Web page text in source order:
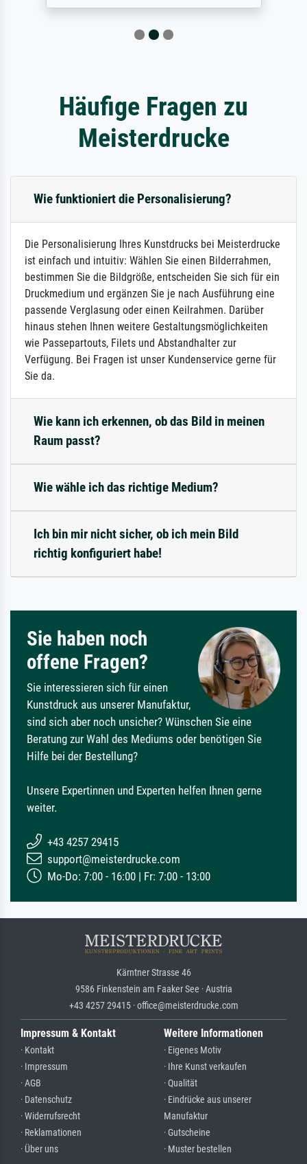
Häufige Fragen zu
Meisterdrucke
Wie funktioniert die Personalisierung?
Die Personalisierung Ihres Kunstdrucks bei Meisterdrucke
ist einfach und intuitiv: Wählen Sie einen Bilderrahmen,
bestimmen Sie die Bildgröße, entscheiden Sie sich für ein
Druckmedium und ergänzen Sie je nach Ausführung eine
passende Verglasung oder einen Keilrahmen. Darüber
hinaus stehen Ihnen weitere Gestaltungsmöglichkeiten
wie Passepartouts, Filets und Abstandhalter zur
Verfügung. Bei Fragen ist unser Kundenservice gerne für
Sie da.
Wie kann ich erkennen, ob das Bild in meinen
Raum passt?
Wie wähle ich das richtige Medium?
Ich bin mir nicht sicher, ob ich mein Bild
richtig konfiguriert habe!
Sie haben noch
offene Fragen?
Sie interessieren sich für einen
Kunstdruck aus unserer Manufaktur,
sind sich aber noch unsicher? Wünschen Sie eine
Beratung zur Wahl des Mediums oder benötigen Sie
Hilfe bei der Bestellung?
Unsere Expertinnen und Experten helfen Ihnen gerne
weiter.
+43 4257 29415
support@meisterdrucke.com
Mo-Do: 7:00 - 16:00 | Fr: 7:00 - 13:00
Kärntner Strasse 46
9586 Finkenstein am Faaker See · Austria
+43 4257 29415 · office@meisterdrucke.com
Impressum & Kontakt
· Kontakt
· Impressum
· AGB
· Datenschutz
· Widerrufsrecht
· Reklamationen
· Über uns
Weitere Informationen
· Eigenes Motiv
· Ihre Kunst verkaufen
· Qualität
· Eindrücke aus unserer
Manufaktur
· Gutscheine
· Muster bestellen